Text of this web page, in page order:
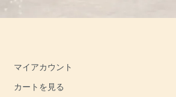
マイアカウント
カートを見る